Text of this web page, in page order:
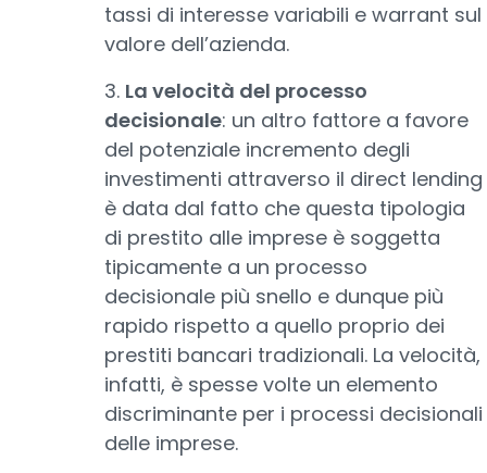
tassi di interesse variabili e warrant sul
valore dell’azienda.
3. La velocità del processo
decisionale: un altro fattore a favore
del potenziale incremento degli
investimenti attraverso il direct lending
è data dal fatto che questa tipologia
di prestito alle imprese è soggetta
tipicamente a un processo
decisionale più snello e dunque più
rapido rispetto a quello proprio dei
prestiti bancari tradizionali. La velocità,
infatti, è spesse volte un elemento
discriminante per i processi decisionali
delle imprese.